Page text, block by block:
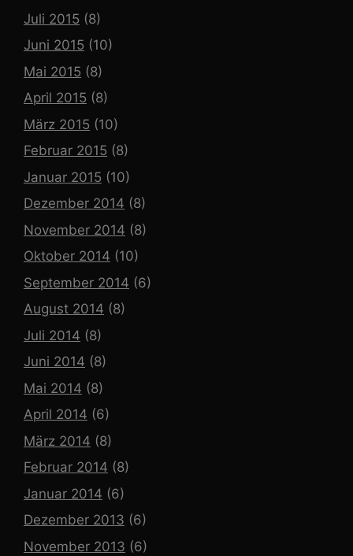
Juli 2015 (8)
Juni 2015 (10)
Mai 2015 (8)
April 2015 (8)
März 2015 (10)
Februar 2015 (8)
Januar 2015 (10)
Dezember 2014 (8)
November 2014 (8)
Oktober 2014 (10)
September 2014 (6)
August 2014 (8)
Juli 2014 (8)
Juni 2014 (8)
Mai 2014 (8)
April 2014 (6)
März 2014 (8)
Februar 2014 (8)
Januar 2014 (6)
Dezember 2013 (6)
November 2013 (6)